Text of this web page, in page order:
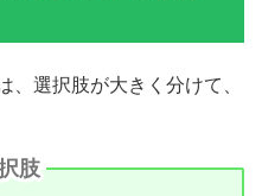
選択肢が大きく分けて、
肢